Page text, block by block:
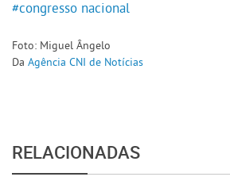
#congresso nacional
Foto: Miguel Ângelo
Da Agência CNI de Notícias
RELACIONADAS